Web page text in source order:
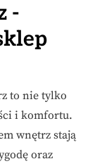
-
to nie tylko
i komfortu.
wnętrz stają
oraz